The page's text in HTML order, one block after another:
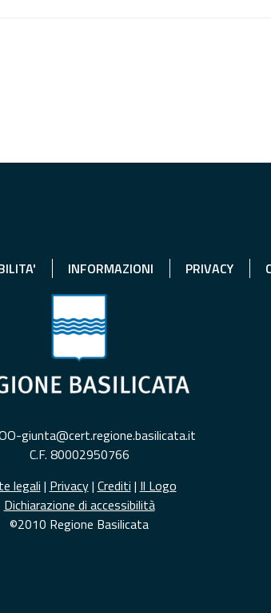
INFORMAZIONI PRIVACY
giunta@cert.regione.basilicata.it
C.F. 80002950766
legali | Privacy| Crediti | Il Logo
Dichiarazione di accessibilità
©2010 Regione Basilicata